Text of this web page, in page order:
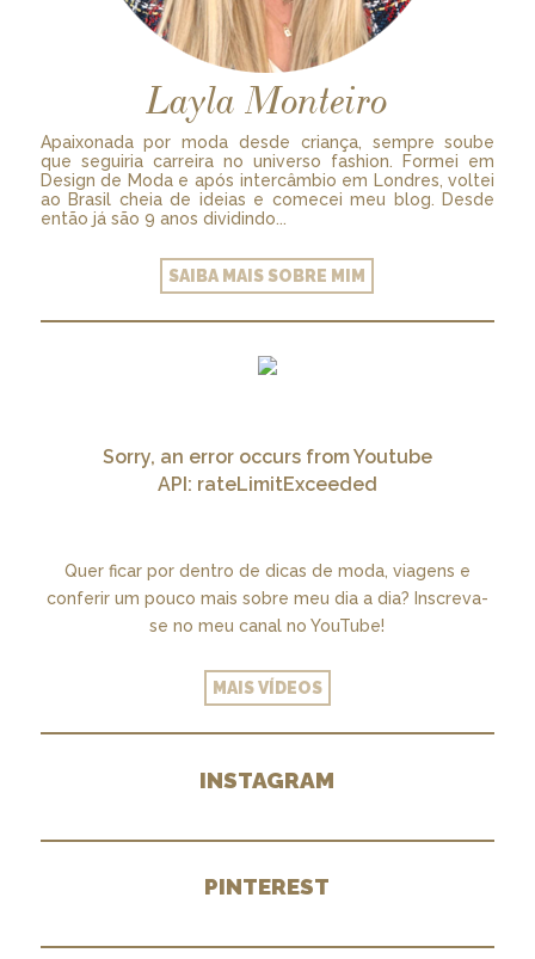
Layla Monteiro
Apaixonada por moda desde criança, sempre soube
que seguiria carreira no universo fashion. Formei em
Design de Moda e após intercâmbio em Londres, voltei
ao Brasil cheia de ideias e comecei meu blog. Desde
então já são 9 anos dividindo...
SAIBA MAIS SOBRE MIM
Sorry, an error occurs from Youtube
API: rateLimitExceeded
Quer ficar por dentro de dicas de moda, viagens e
conferir um pouco mais sobre meu dia a dia? Inscreva-
se no meu canal no YouTube!
MAIS VÍDEOS
INSTAGRAM
PINTEREST